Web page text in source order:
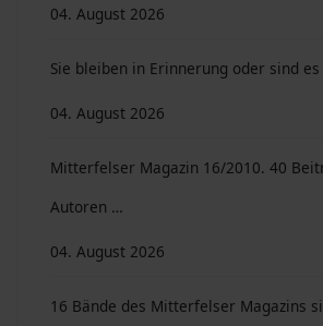
04. August 2026
Sie bleiben in Erinnerung oder sind
04. August 2026
Mitterfelser Magazin 16/2010. 40
Autoren …
04. August 2026
16 Bände des Mitterfelser Magazins